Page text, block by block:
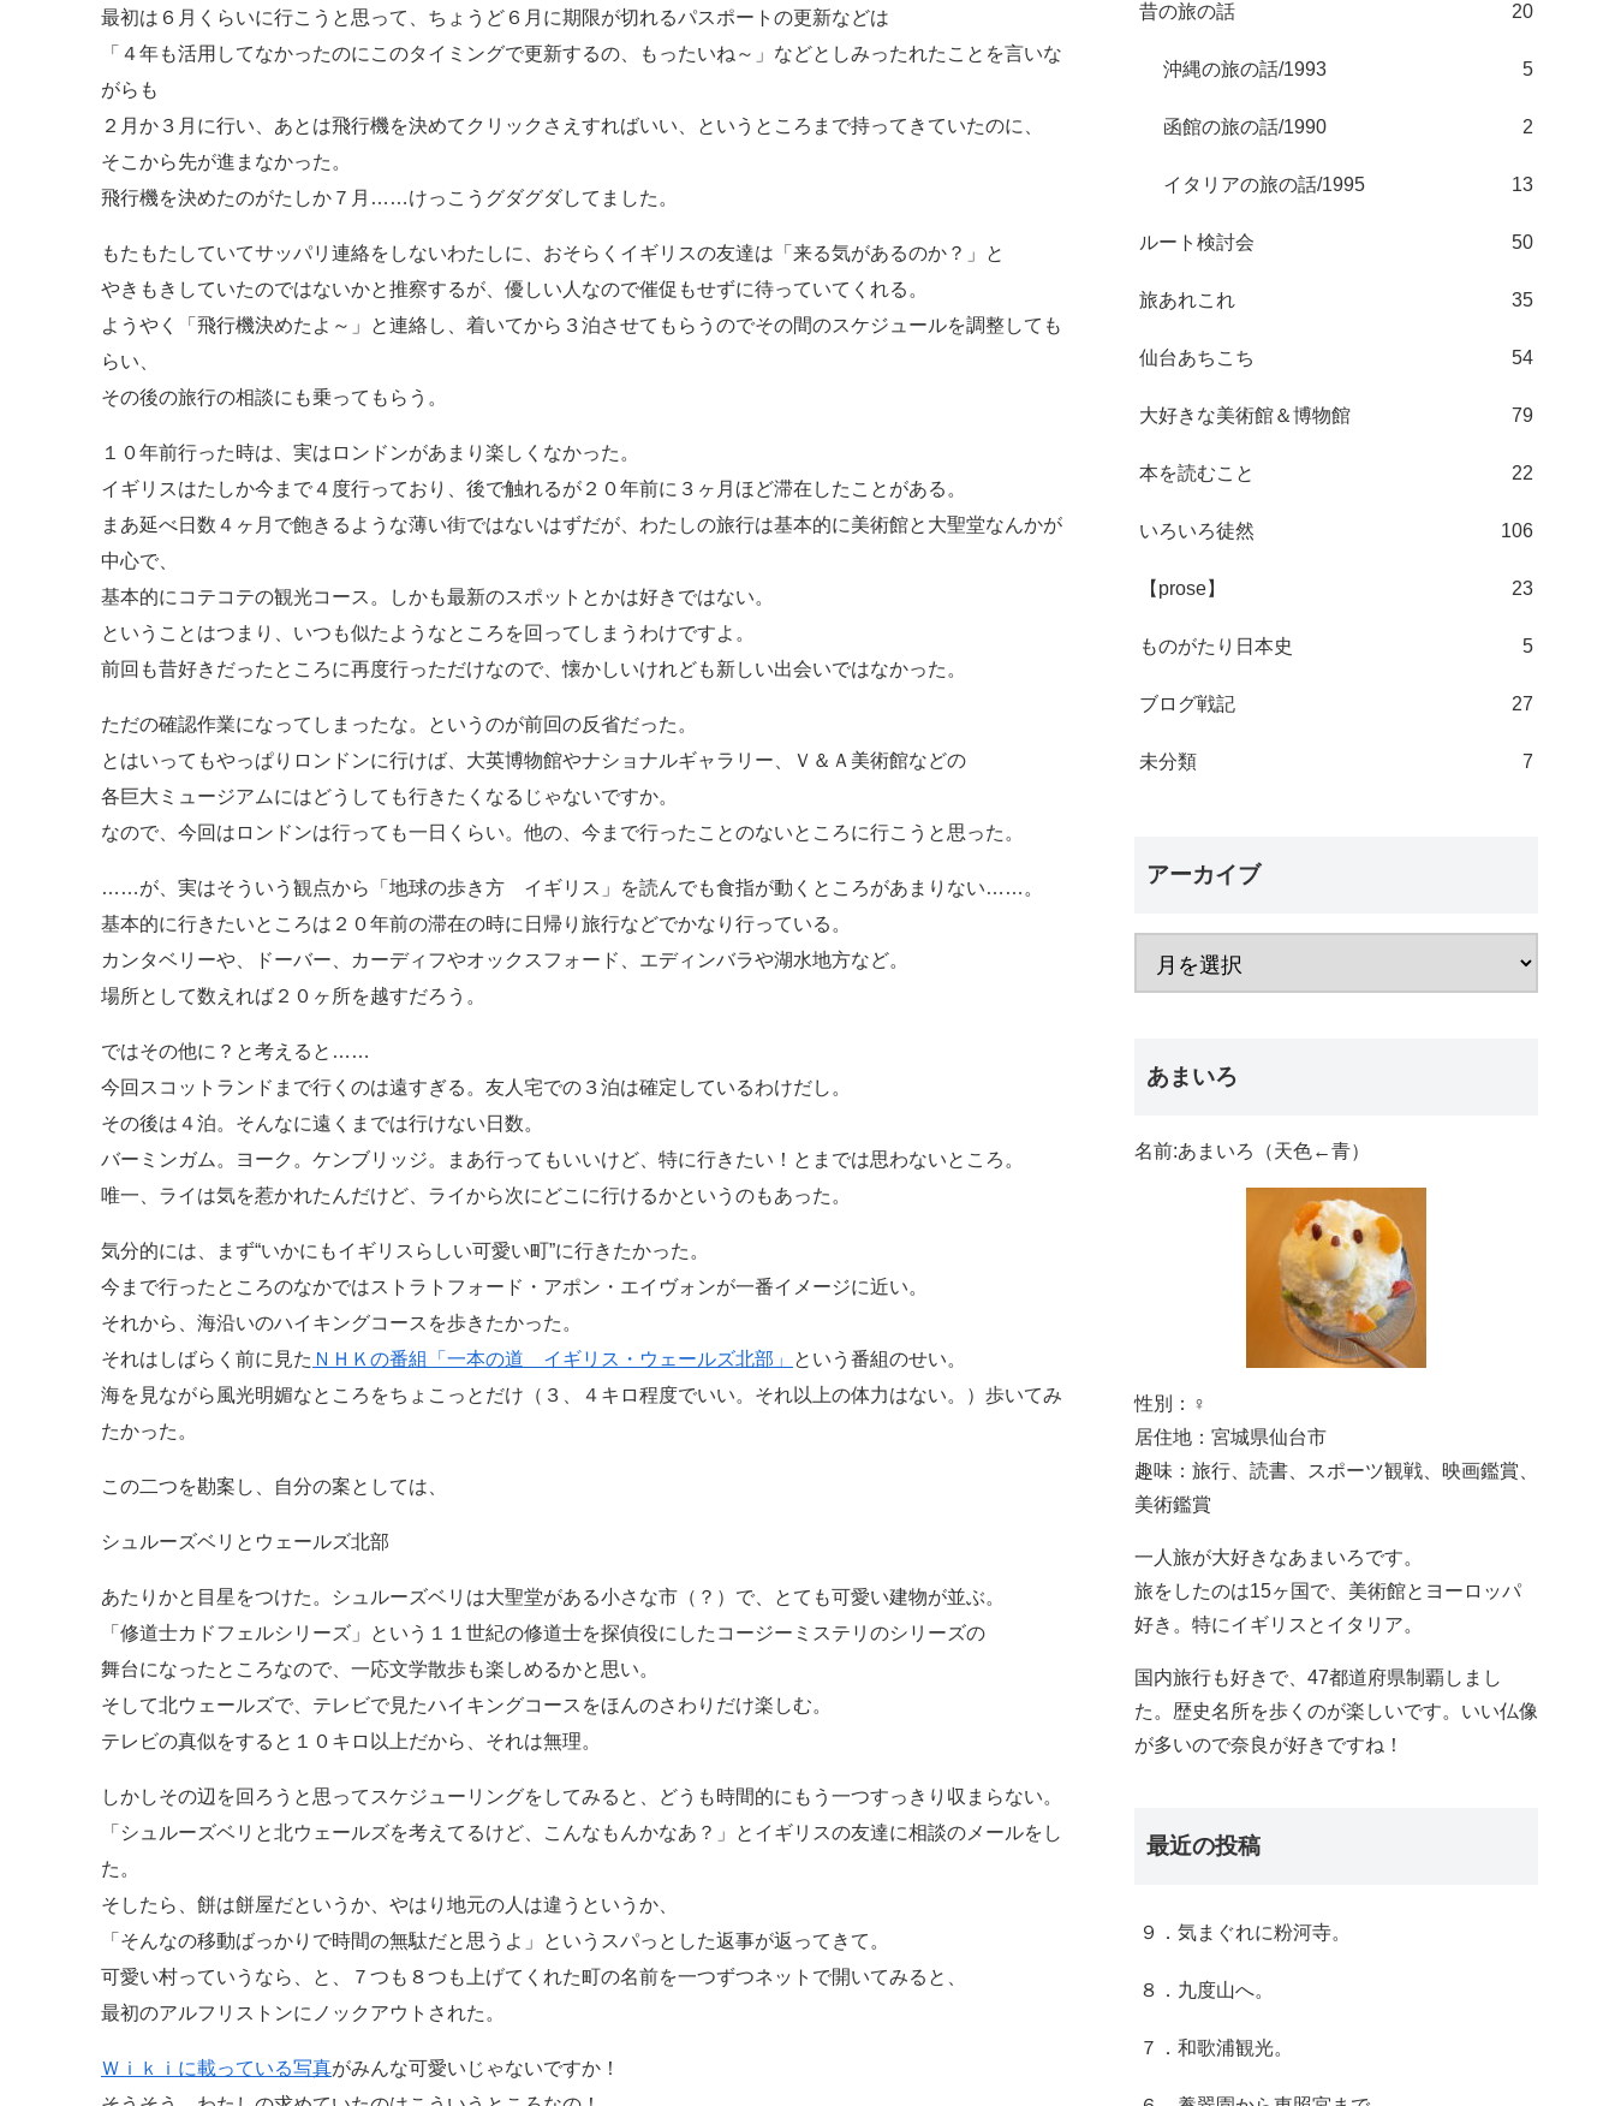
最初は６月くらいに行こうと思って、ちょうど６月に期限が切れるパスポートの更新などは
「４年も活用してなかったのにこのタイミングで更新するの、もったいね～」などとしみったれたことを言いな
がらも
２月か３月に行い、あとは飛行機を決めてクリックさえすればいい、というところまで持ってきていたのに、
そこから先が進まなかった。
飛行機を決めたのがたしか７月……けっこうグダグダしてました。
もたもたしていてサッパリ連絡をしないわたしに、おそらくイギリスの友達は「来る気があるのか？」と
やきもきしていたのではないかと推察するが、優しい人なので催促もせずに待っていてくれる。
ようやく「飛行機決めたよ～」と連絡し、着いてから３泊させてもらうのでその間のスケジュールを調整しても
らい、
その後の旅行の相談にも乗ってもらう。
１０年前行った時は、実はロンドンがあまり楽しくなかった。
イギリスはたしか今まで４度行っており、後で触れるが２０年前に３ヶ月ほど滞在したことがある。
まあ延べ日数４ヶ月で飽きるような薄い街ではないはずだが、わたしの旅行は基本的に美術館と大聖堂なんかが
中心で、
基本的にコテコテの観光コース。しかも最新のスポットとかは好きではない。
ということはつまり、いつも似たようなところを回ってしまうわけですよ。
前回も昔好きだったところに再度行っただけなので、懐かしいけれども新しい出会いではなかった。
ただの確認作業になってしまったな。というのが前回の反省だった。
とはいってもやっぱりロンドンに行けば、大英博物館やナショナルギャラリー、Ｖ＆Ａ美術館などの
各巨大ミュージアムにはどうしても行きたくなるじゃないですか。
なので、今回はロンドンは行っても一日くらい。他の、今まで行ったことのないところに行こうと思った。
……が、実はそういう観点から「地球の歩き方 イギリス」を読んでも食指が動くところがあまりない……。
基本的に行きたいところは２０年前の滞在の時に日帰り旅行などでかなり行っている。
カンタベリーや、ドーバー、カーディフやオックスフォード、エディンバラや湖水地方など。
場所として数えれば２０ヶ所を越すだろう。
ではその他に？と考えると……
今回スコットランドまで行くのは遠すぎる。友人宅での３泊は確定しているわけだし。
その後は４泊。そんなに遠くまでは行けない日数。
バーミンガム。ヨーク。ケンブリッジ。まあ行ってもいいけど、特に行きたい！とまでは思わないところ。
唯一、ライは気を惹かれたんだけど、ライから次にどこに行けるかというのもあった。
気分的には、まず“いかにもイギリスらしい可愛い町”に行きたかった。
今まで行ったところのなかではストラトフォード・アポン・エイヴォンが一番イメージに近い。
それから、海沿いのハイキングコースを歩きたかった。
それはしばらく前に見た ＮＨＫの番組「一本の道 イギリス・ウェールズ北部」
という番組のせい。
海を見ながら風光明媚なところをちょこっとだけ（３、４キロ程度でいい。それ以上の体力はない。）歩いてみ
たかった。
この二つを勘案し、自分の案としては、
シュルーズベリとウェールズ北部
あたりかと目星をつけた。シュルーズベリは大聖堂がある小さな市（？）で、とても可愛い建物が並ぶ。
「修道士カドフェルシリーズ」という１１世紀の修道士を探偵役にしたコージーミステリのシリーズの
舞台になったところなので、一応文学散歩も楽しめるかと思い。
そして北ウェールズで、テレビで見たハイキングコースをほんのさわりだけ楽しむ。
テレビの真似をすると１０キロ以上だから、それは無理。
しかしその辺を回ろうと思ってスケジューリングをしてみると、どうも時間的にもう一つすっきり収まらない。
「シュルーズベリと北ウェールズを考えてるけど、こんなもんかなあ？」とイギリスの友達に相談のメールをし
た。
そしたら、餅は餅屋だというか、やはり地元の人は違うというか、
「そんなの移動ばっかりで時間の無駄だと思うよ」というスパっとした返事が返ってきて。
可愛い村っていうなら、と、７つも８つも上げてくれた町の名前を一つずつネットで開いてみると、
最初のアルフリストンにノックアウトされた。
Ｗｉｋｉに載っている写真がみんな可愛いじゃないですか！
昔の旅の話 20
沖縄の旅の話/1993 5
函館の旅の話/1990 2
イタリアの旅の話/1995 13
ルート検討会 50
旅あれこれ 35
仙台あちこち 54
大好きな美術館＆博物館 79
本を読むこと 22
いろいろ徒然 106
【prose】 23
ものがたり日本史 5
ブログ戦記 27
未分類 7
アーカイブ
あまいろ
名前:あまいろ（天色←青）
性別：♀
居住地：宮城県仙台市
趣味：旅行、読書、スポーツ観戦、映画鑑賞、
美術鑑賞
一人旅が大好きなあまいろです。
旅をしたのは15ヶ国で、美術館とヨーロッパ
好き。特にイギリスとイタリア。
国内旅行も好きで、47都道府県制覇しまし
た。歴史名所を歩くのが楽しいです。いい仏像
が多いので奈良が好きですね！
最近の投稿
９．気まぐれに粉河寺。
８．九度山へ。
７．和歌浦観光。